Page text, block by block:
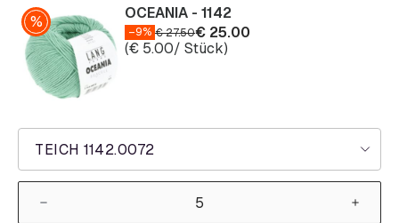
TEICH 1142.0072
OCEANIA - 1142
–9% €27.50€ 25.00
(€ 5.00/ Stück)